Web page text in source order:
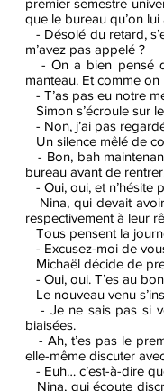
premier semestre
que le bureau qu’on
- Désolé du retard,
m’avez pas appelé ?
- On a bien pensé
manteau. Et comme
- T’as pas eu notre
Simon s’écroule sur
- Non, j’ai pas
Un silence mêlé de
- Bon, bah
bureau avant de
- Oui, oui, et n’hésite
Nina, qui devait
respectivement à leur
Tous pensent la
- Excusez-moi de
Michaël décide de
- Oui, oui. T’es au
Le nouveau venu
- Je ne sais pas si
biaisées.
- Ah, t’es pas le
elle-même discuter
- Euh… c’est-à-dire
Nina, qui écoute